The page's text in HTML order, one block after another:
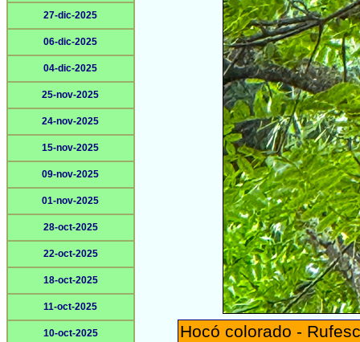
27-dic-2025
06-dic-2025
04-dic-2025
25-nov-2025
24-nov-2025
15-nov-2025
09-nov-2025
01-nov-2025
28-oct-2025
22-oct-2025
18-oct-2025
11-oct-2025
10-oct-2025 Hocó colorado -